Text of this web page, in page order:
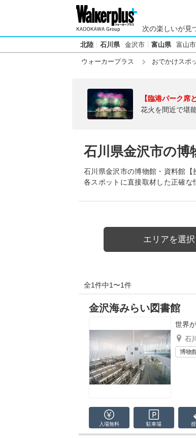
次の楽しいが見
北陸 石川県 金沢市 富山県 富山市
ウォーカープラス おでかけスポ
【臨港パーク席
花火を間近で堪
石川県金沢市の博
石川県金沢市の博物館・資料館
各スポットに直接取材した正確な
エリアを選択
全1件中1〜1件
金沢海みらい図書館
世界
石
博物
入場無料 駐車場